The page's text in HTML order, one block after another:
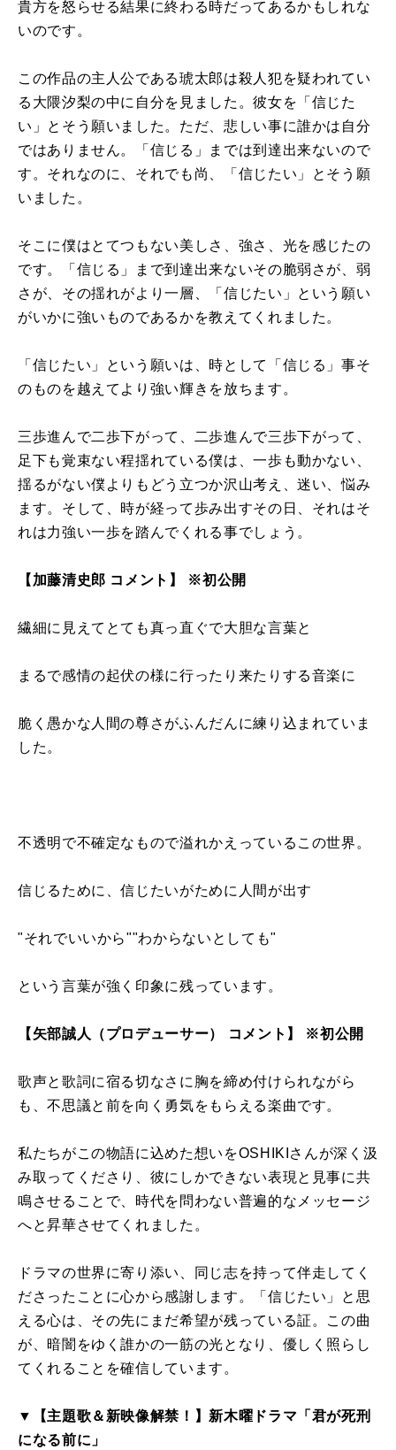
貴方を怒らせる結果に終わる時だってあるかもしれな
いのです。
この作品の主人公である琥太郎は殺人犯を疑われてい
る大隈汐梨の中に自分を見ました。彼女を「信じた
い」とそう願いました。ただ、悲しい事に誰かは自分
ではありません。「信じる」までは到達出来ないので
す。それなのに、それでも尚、「信じたい」とそう願
いました。
そこに僕はとてつもない美しさ、強さ、光を感じたの
です。「信じる」まで到達出来ないその脆弱さが、弱
さが、その揺れがより一層、「信じたい」という願い
がいかに強いものであるかを教えてくれました。
「信じたい」という願いは、時として「信じる」事そ
のものを越えてより強い輝きを放ちます。
三歩進んで二歩下がって、二歩進んで三歩下がって、
足下も覚束ない程揺れている僕は、一歩も動かない、
揺るがない僕よりもどう立つか沢山考え、迷い、悩み
ます。そして、時が経って歩み出すその日、それはそ
れは力強い一歩を踏んでくれる事でしょう。
【加藤清史郎 コメント】 ※初公開
繊細に見えてとても真っ直ぐで大胆な言葉と
まるで感情の起伏の様に行ったり来たりする音楽に
脆く愚かな人間の尊さがふんだんに練り込まれていま
した。
不透明で不確定なもので溢れかえっているこの世界。
信じるために、信じたいがために人間が出す
"それでいいから""わからないとしても"
という言葉が強く印象に残っています。
【矢部誠人（プロデューサー） コメント】 ※初公開
歌声と歌詞に宿る切なさに胸を締め付けられながら
も、不思議と前を向く勇気をもらえる楽曲です。
私たちがこの物語に込めた想いをOSHIKIさんが深く汲
み取ってくださり、彼にしかできない表現と見事に共
鳴させることで、時代を問わない普遍的なメッセージ
へと昇華させてくれました。
ドラマの世界に寄り添い、同じ志を持って伴走してく
ださったことに心から感謝します。「信じたい」と思
える心は、その先にまだ希望が残っている証。この曲
が、暗闇をゆく誰かの一筋の光となり、優しく照らし
てくれることを確信しています。
▼【主題歌＆新映像解禁！】新木曜ドラマ「君が死刑
になる前に」